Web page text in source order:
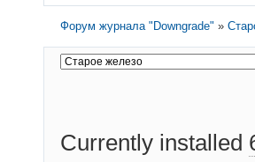
Форум журнала "Downgrade" »
Currently installed